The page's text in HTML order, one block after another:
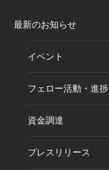
最新のお知らせ
イベント
フェロー活動・進捗
資金調達
プレスリリース